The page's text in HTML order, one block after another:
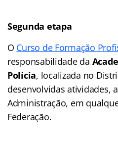
Segunda etapa
O Curso de Formação
responsabilidade da
Polícia, localizada no
desenvolvidas atividades,
Administração, em
Federação.